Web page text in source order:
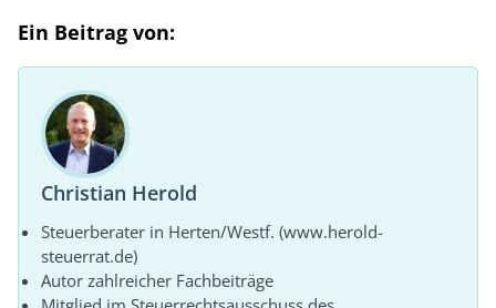
Ein Beitrag von:
Christian Herold
Steuerberater in Herten/Westf. (www.herold-
steuerrat.de)
Autor zahlreicher Fachbeiträge